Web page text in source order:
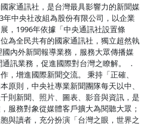
家通訊社，是台灣最具影響力的新聞媒
年中央社改組為股份有限公司，以企業
，1996年依據「中央通訊社設置條
為全民共有的國家通訊社，獨立超然執
內外新聞報導業務，服務大眾傳播媒
訊業務，促進國際對台灣之瞭解。 ．
，增進國際新聞交流。 秉持「正確、
原則，中央社專業新聞團隊每天以中、
則新聞、照片、圖表、影音與資訊，是
服務對象從媒體客戶擴大為閱聽大眾；
與讀者，充分扮演「台灣之眼，世界之